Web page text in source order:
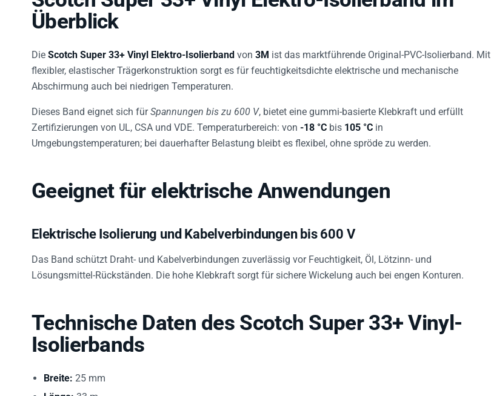
Überblick
Die Scotch Super 33+ Vinyl Elektro-Isolierband von 3M ist das marktführende Original-PVC-Isolierband. Mit
flexibler, elastischer Trägerkonstruktion sorgt es für feuchtigkeitsdichte elektrische und mechanische
Abschirmung auch bei niedrigen Temperaturen.
Dieses Band eignet sich für Spannungen bis zu 600 V, bietet eine gummi-basierte Klebkraft und erfüllt
Zertifizierungen von UL, CSA und VDE. Temperaturbereich: von
-18 °C bis 105 °C in
Umgebungstemperaturen; bei dauerhafter Belastung bleibt es flexibel, ohne spröde zu werden.
Geeignet für elektrische Anwendungen
Elektrische Isolierung und Kabelverbindungen bis 600 V
Das Band schützt Draht- und Kabelverbindungen zuverlässig vor Feuchtigkeit, Öl, Lötzinn- und
Lösungsmittel-Rückständen. Die hohe Klebkraft sorgt für sichere Wickelung auch bei engen Konturen.
Technische Daten des Scotch Super 33+ Vinyl-
Isolierbands
Breite: 25 mm
Länge: 33 m